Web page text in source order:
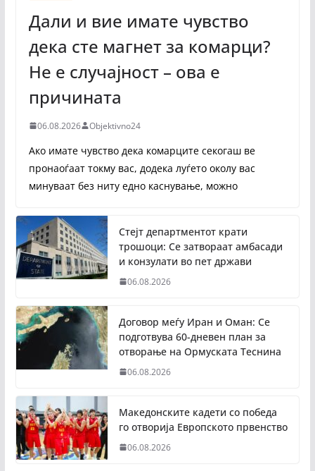
Дали и вие имате чувство
дека сте магнет за комарци?
Не е случајност – ова е
причината
06.08.2026 Objektivno24
Ако имате чувство дека комарците секогаш ве
пронаоѓаат токму вас, додека луѓето околу вас
минуваат без ниту едно каснување, можно
Стејт департментот крати
трошоци: Се затвораат амбасади
и конзулати во пет држави
06.08.2026
Договор меѓу Иран и Оман: Се
подготвува 60-дневен план за
отворање на Ормуската Теснина
06.08.2026
Македонските кадети со победа
го отворија Европското првенство
06.08.2026